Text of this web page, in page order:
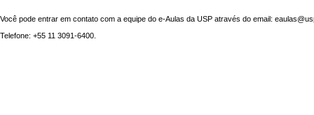
Você pode entrar em contato com a equipe do e-Aulas da USP através do email:
Telefone: +55 11 3091-6400.